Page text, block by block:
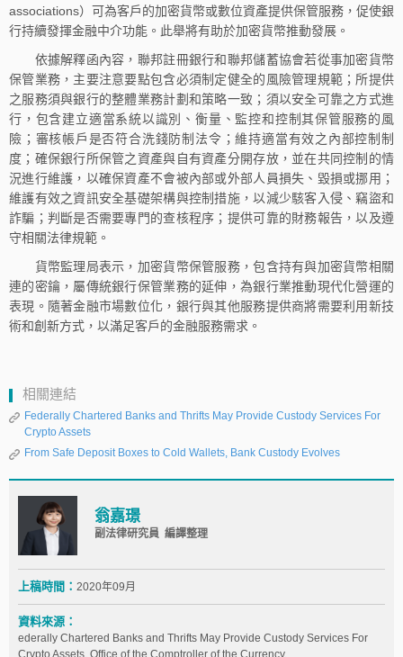
associations）可為客戶的加密貨幣或數位資產提供保管服務，促使銀
行持續發揮金融中介功能。此舉將有助於加密貨幣推動發展。
依據解釋函內容，聯邦註冊銀行和聯邦儲蓄協會若從事加密貨幣
保管業務，主要注意要點包含必須制定健全的風險管理規範；所提供
之服務須與銀行的整體業務計劃和策略一致；須以安全可靠之方式進
行，包含建立適當系統以識別、衡量、監控和控制其保管服務的風
險；審核帳戶是否符合洗錢防制法令；維持適當有效之內部控制制
度；確保銀行所保管之資產與自有資產分開存放，並在共同控制的情
況進行維護，以確保資產不會被內部或外部人員損失、毀損或挪用；
維護有效之資訊安全基礎架構與控制措施，以減少駭客入侵、竊盜和
詐騙；判斷是否需要專門的查核程序；提供可靠的財務報告，以及遵
守相關法律規範。
貨幣監理局表示，加密貨幣保管服務，包含持有與加密貨幣相關
連的密鑰，屬傳統銀行保管業務的延伸，為銀行業推動現代化營運的
表現。隨著金融市場數位化，銀行與其他服務提供商將需要利用新技
術和創新方式，以滿足客戶的金融服務需求。
相關連結
Federally Chartered Banks and Thrifts May Provide Custody Services For
Crypto Assets
From Safe Deposit Boxes to Cold Wallets, Bank Custody Evolves
翁嘉璟
副法律研究員 編譯整理
上稿時間： 2020年09月
資料來源：
ederally Chartered Banks and Thrifts May Provide Custody Services For
Crypto Assets, Office of the Comptroller of the Currency,